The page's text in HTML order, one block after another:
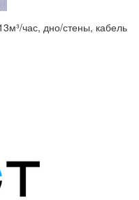
час, дно/стены, кабель